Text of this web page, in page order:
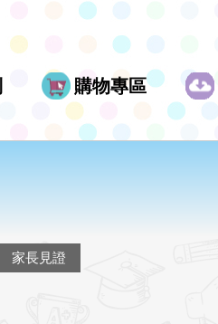
購物專區
家長見證